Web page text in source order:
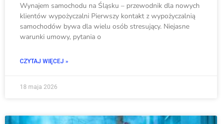
Wynajem samochodu na Śląsku – przewodnik dla nowych
klientów wypożyczalni Pierwszy kontakt z wypożyczalnią
samochodów bywa dla wielu osób stresujący. Niejasne
warunki umowy, pytania o
CZYTAJ WIĘCEJ »
18 maja 2026